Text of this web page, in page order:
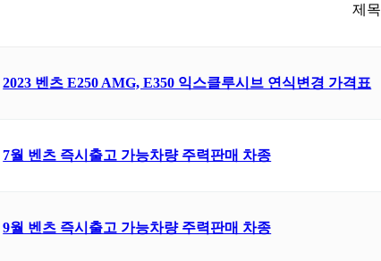
제목
2023 벤츠 E250 AMG, E350 익스클루시브 연식변경 가격표
7월 벤츠 즉시출고 가능차량 주력판매 차종
9월 벤츠 즉시출고 가능차량 주력판매 차종